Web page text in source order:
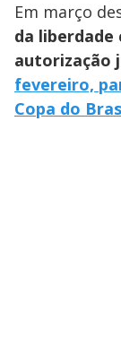
Em março
da liberdade
autorização
fevereiro,
Copa do